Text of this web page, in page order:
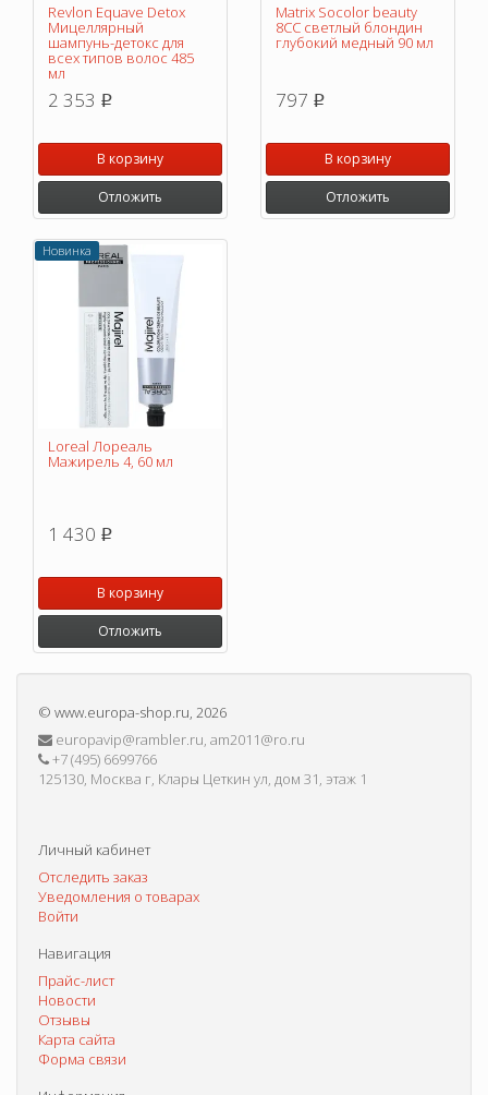
Revlon Equave Detox
Мицеллярный
шампунь-детокс для
всех типов волос 485
мл
2 353 p
В корзину
Отложить
Matrix Socolor beauty
8CC светлый блондин
глубокий медный 90 мл
797 p
В корзину
Отложить
Новинка
Loreal Лореаль
Мажирель 4, 60 мл
1 430 p
В корзину
Отложить
© www.europa-shop.ru, 2026
europavip@rambler.ru, am2011@ro.ru
+7 (495) 6699766
125130, Москва г, Клары Цеткин ул, дом 31, этаж 1
Личный кабинет
Отследить заказ
Уведомления о товарах
Войти
Навигация
Прайс-лист
Новости
Отзывы
Карта сайта
Форма связи